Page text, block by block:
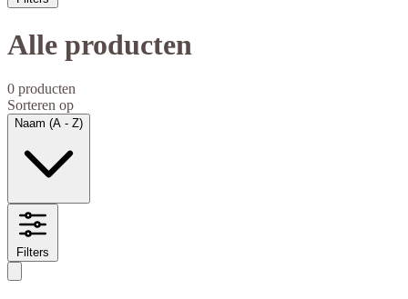
Alle producten
0 producten
Sorteren op
Naam (A - Z)
Filters